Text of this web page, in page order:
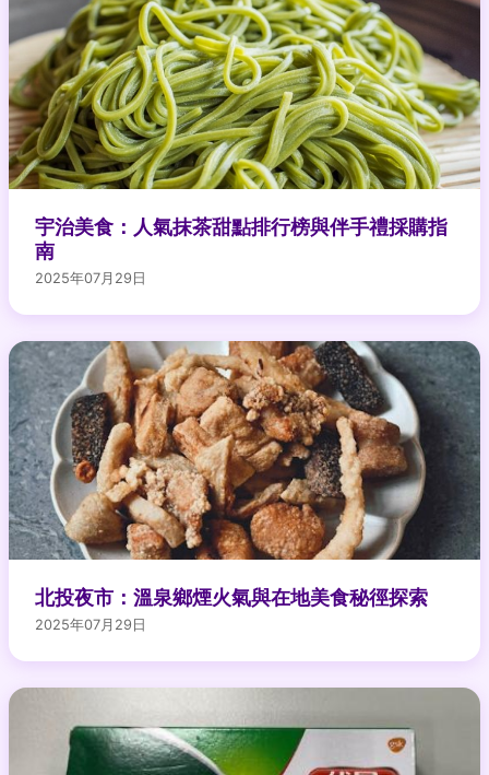
宇治美食：人氣抹茶甜點排行榜與伴手禮採購指
南
2025年07月29日
北投夜市：溫泉鄉煙火氣與在地美食秘徑探索
2025年07月29日